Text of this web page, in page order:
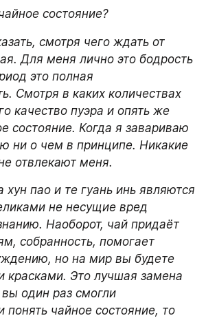
состояние?
смотря чего ждать от
Для меня лично это бодрость
это полная
Смотря в каких количествах
качество пуэра и опять же
состояние. Когда я завариваю
ни о чем в принципе. Никакие
отвлекают меня.
хун пао и те гуань инь являются
не несущие вред
Наоборот, чай придаёт
собранность, помогает
но на мир вы будете
красками. Это лучшая замена
один раз смогли
понять чайное состояние, то